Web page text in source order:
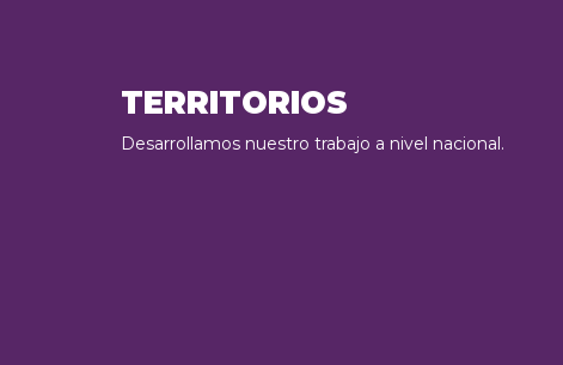
TERRITORIOS
Desarrollamos nuestro trabajo a nivel nacional.